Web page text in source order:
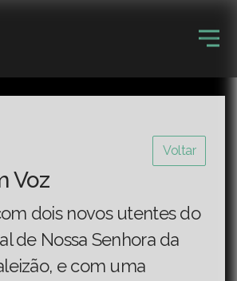
Voltar
Voz
dois novos utentes do
de Nossa Senhora da
e com uma